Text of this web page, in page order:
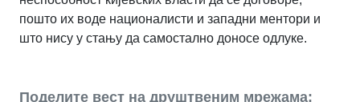
пошто их воде националисти и западни ментори и
што нису у стању да самостално доносе одлуке.
Поделите вест на друштвеним мрежама: